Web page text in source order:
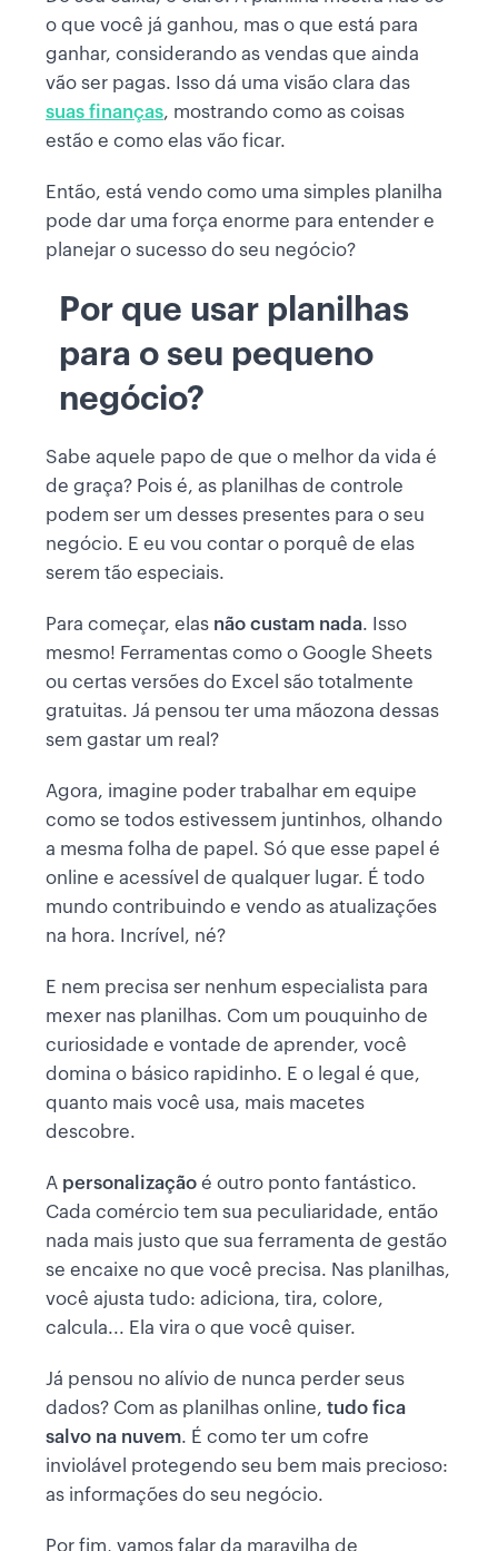
o que você já ganhou, mas o que está para
ganhar, considerando as vendas que ainda
vão ser pagas. Isso dá uma visão clara das
suas finanças, mostrando como as coisas
estão e como elas vão ficar.
Então, está vendo como uma simples planilha
pode dar uma força enorme para entender e
planejar o sucesso do seu negócio?
Por que usar planilhas
para o seu pequeno
negócio?
Sabe aquele papo de que o melhor da vida é
de graça? Pois é, as planilhas de controle
podem ser um desses presentes para o seu
negócio. E eu vou contar o porquê de elas
serem tão especiais.
Para começar, elas não custam nada. Isso
mesmo! Ferramentas como o Google Sheets
ou certas versões do Excel são totalmente
gratuitas. Já pensou ter uma mãozona dessas
sem gastar um real?
Agora, imagine poder trabalhar em equipe
como se todos estivessem juntinhos, olhando
a mesma folha de papel. Só que esse papel é
online e acessível de qualquer lugar. É todo
mundo contribuindo e vendo as atualizações
na hora. Incrível, né?
E nem precisa ser nenhum especialista para
mexer nas planilhas. Com um pouquinho de
curiosidade e vontade de aprender, você
domina o básico rapidinho. E o legal é que,
quanto mais você usa, mais macetes
descobre.
A personalização é outro ponto fantástico.
Cada comércio tem sua peculiaridade, então
nada mais justo que sua ferramenta de gestão
se encaixe no que você precisa. Nas planilhas,
você ajusta tudo: adiciona, tira, colore,
calcula... Ela vira o que você quiser.
Já pensou no alívio de nunca perder seus
dados? Com as planilhas online, tudo fica
salvo na nuvem. É como ter um cofre
inviolável protegendo seu bem mais precioso:
as informações do seu negócio.
Por fim, vamos falar da maravilha de